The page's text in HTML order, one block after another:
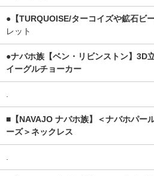
●【TURQUOISE/ターコイズや鉱石ビー
レット
●ナバホ族【ベン・リビンストン】3D
イーグルチョーカー
■【NAVAJO ナバホ族】＜ナバホパー
ーズ＞ネックレス